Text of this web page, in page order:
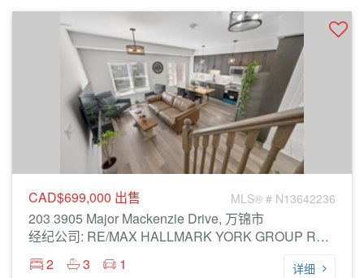
CAD$699,000 出售 MLS® # N13642236
203 3905 Major Mackenzie Drive, 万锦市
经纪公司: RE/MAX HALLMARK YORK GROUP REALTY LTD.
2
3 1 详细